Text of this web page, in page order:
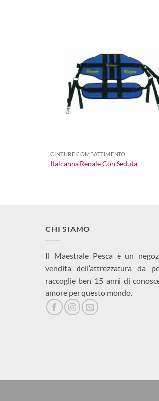
CINTURE COMBATTIMENTO
Italcanna Renale Con Seduta
CHI SIAMO
Il Maestrale Pesca è un
vendita dell’attrezzatura da
raccoglie ben 15 anni di
amore per questo mondo.